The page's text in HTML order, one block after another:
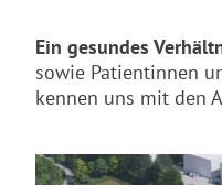
Ein gesundes
sowie Patientinnen
kennen uns mit den